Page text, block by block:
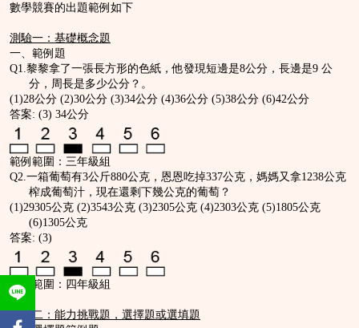
數學競賽的出題範例如下
測驗一：基礎概念題
一、範例題
Q1.黎黎拿了一張長方形的色紙，他發現短邊是8公分，長邊是9 公
分，周長是多少公分？。
(1)28公分 (2)30公分 (3)34公分 (4)36公分 (5)38公分 (6)42公分
答案: (3) 34公分
範例範圍：三年級組
Q2.一箱葡萄有3公斤880公克，恩恩吃掉337公克，媽媽又拿1238公克
榨成葡萄汁，現在還剩下幾公克的葡萄？
(1)29305公克 (2)3543公克 (3)2305公克 (4)2303公克 (5)1805公克
(6)1305公克
答案: (3)
範例範圍：四年級組
測驗二：能力挑戰題，選擇題或選填題